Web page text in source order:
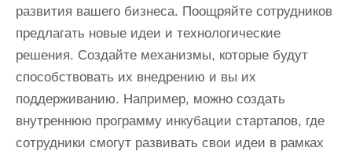
развития вашего бизнеса. Поощряйте сотрудников
предлагать новые идеи и технологические
решения. Создайте механизмы, которые будут
способствовать их внедрению и вы их
поддерживанию. Например, можно создать
внутреннюю программу инкубации стартапов, где
сотрудники смогут развивать свои идеи в рамках